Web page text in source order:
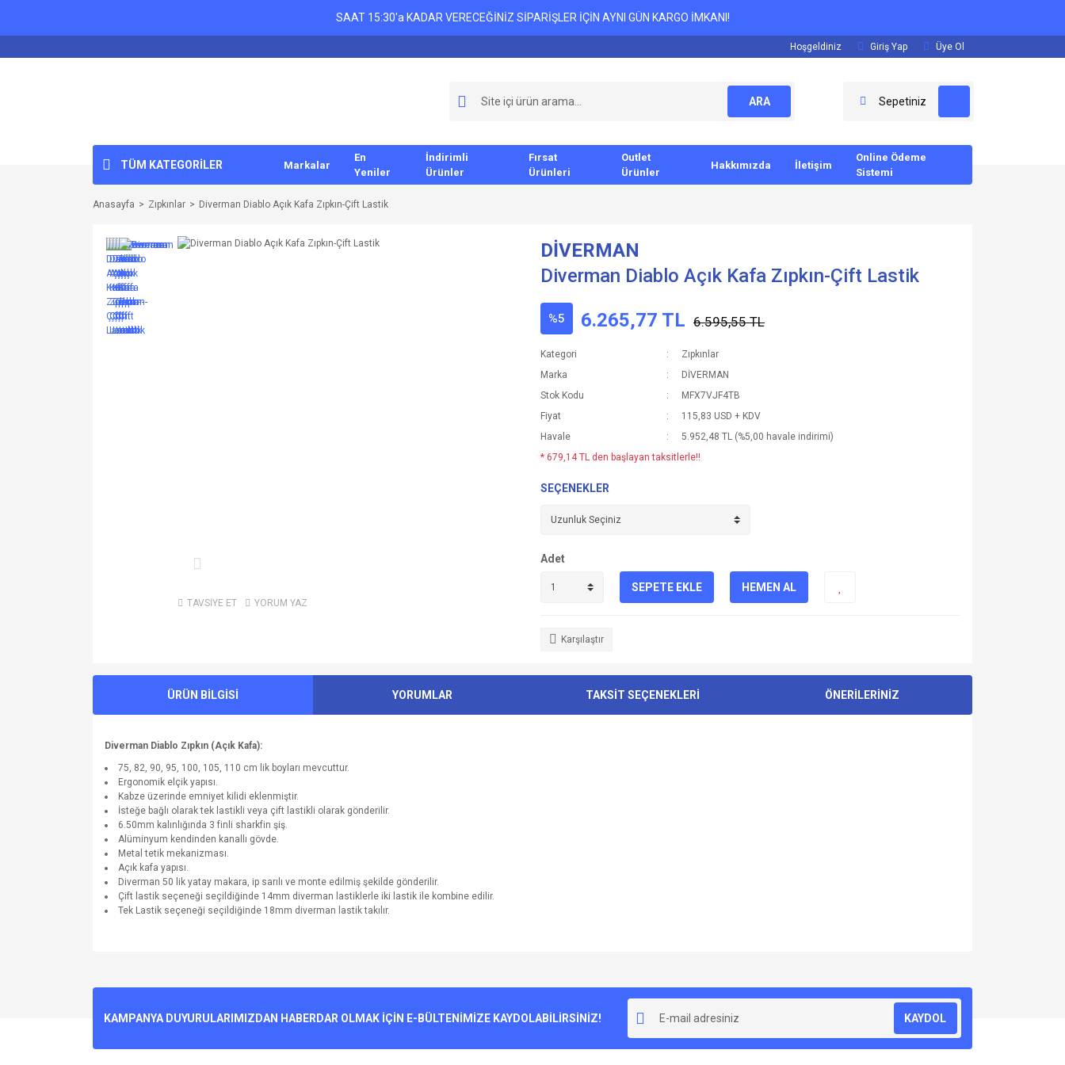
SAAT 15:30'a KADAR VERECEĞİNİZ SİPARİŞLER İÇİN AYNI GÜN KARGO İMKANI!
Hoşgeldiniz Giriş Yap Üye Ol
ARA Sepetiniz
TÜM KATEGORİLER Markalar
En
Yeniler
İndirimli
Ürünler
Fırsat
Ürünleri
Outlet
Ürünler
Hakkımızda İletişim
Online Ödeme
Sistemi
Anasayfa Zıpkınlar Diverman Diablo Açık Kafa Zıpkın-Çift Lastik
TAVSİYE ET YORUM YAZ
DİVERMAN
Diverman Diablo Açık Kafa Zıpkın-Çift Lastik
%5 6.265,77 TL 6.595,55 TL
Kategori
Zıpkınlar
Marka
DİVERMAN
Stok Kodu
MFX7VJF4TB
Fiyat
115,83 USD + KDV
Havale
5.952,48 TL (%5,00 havale indirimi)
* 679,14 TL den başlayan taksitlerle!!
SEÇENEKLER
Adet
SEPETE EKLE HEMEN AL
Karşılaştır
ÜRÜN BİLGİSİ YORUMLAR TAKSİT SEÇENEKLERİ ÖNERİLERİNİZ
Diverman Diablo Zıpkın (Açık Kafa):
75, 82, 90, 95, 100, 105, 110 cm lik boyları mevcuttur.
Ergonomik elçik yapısı.
Kabze üzerinde emniyet kilidi eklenmiştir.
İsteğe bağlı olarak tek lastikli veya çift lastikli olarak gönderilir.
6.50mm kalınlığında 3 finli sharkfin şiş.
Alüminyum kendinden kanallı gövde.
Metal tetik mekanizması.
Açık kafa yapısı.
Diverman 50 lik yatay makara, ip sarılı ve monte edilmiş şekilde gönderilir.
Çift lastik seçeneği seçildiğinde 14mm diverman lastiklerle iki lastik ile kombine edilir.
Tek Lastik seçeneği seçildiğinde 18mm diverman lastik takılır.
Ürün resmi kalitesiz, bozuk veya görüntülenemiyor.
KAMPANYA DUYURULARIMIZDAN HABERDAR OLMAK İÇİN E-BÜLTENİMİZE KAYDOLABİLİRSİNİZ! KAYDOL